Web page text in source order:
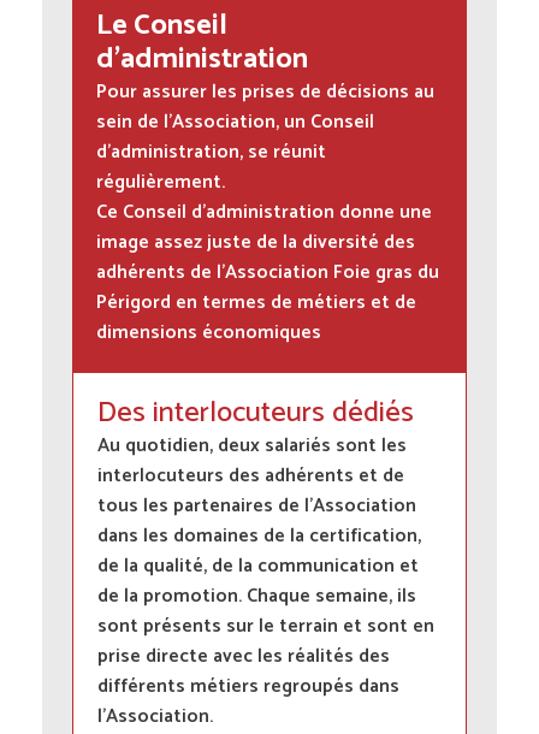
Le Conseil
d’administration
Pour assurer les prises de décisions au
sein de l’Association, un Conseil
d’administration, se réunit
régulièrement.
Ce Conseil d’administration donne une
image assez juste de la diversité des
adhérents de l’Association Foie gras du
Périgord en termes de métiers et de
dimensions économiques
Des interlocuteurs dédiés
Au quotidien, deux salariés sont les
interlocuteurs des adhérents et de
tous les partenaires de l’Association
dans les domaines de la certification,
de la qualité, de la communication et
de la promotion. Chaque semaine, ils
sont présents sur le terrain et sont en
prise directe avec les réalités des
différents métiers regroupés dans
l’Association.